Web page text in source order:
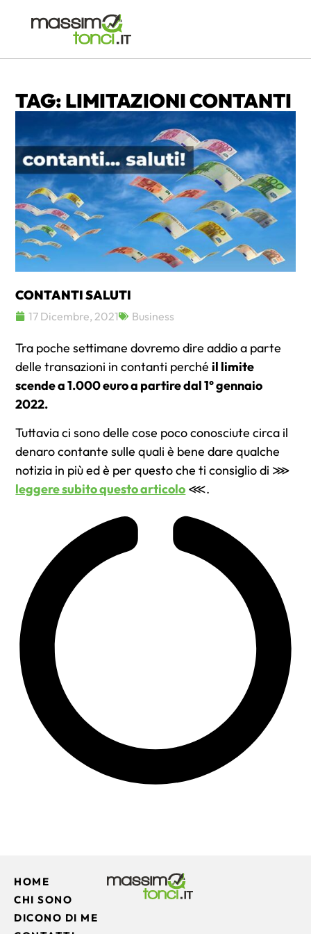
TAG: LIMITAZIONI CONTANTI
CONTANTI SALUTI
17 Dicembre, 2021 Business
Tra poche settimane dovremo dire addio a parte
delle transazioni in contanti perchéil limite
scende a 1.000 euro a partire dal 1° gennaio
2022.
Tuttavia ci sono delle cose poco conosciute circa il
denaro contante sulle quali è bene dare qualche
notizia in più ed è per questo che ti consiglio di ⋙
leggere subito questo articolo ⋘.
HOME
CHI SONO
DICONO DI ME